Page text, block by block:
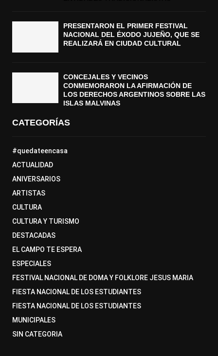
PRESENTARON EL PRIMER FESTIVAL
NACIONAL DEL ÉXODO JUJEÑO, QUE SE
REALIZARÁ EN CIUDAD CULTURAL
CONCEJALES Y VECINOS
CONMEMORARON LA AFIRMACIÓN DE
LOS DERECHOS ARGENTINOS SOBRE LAS
ISLAS MALVINAS
CATEGORÍAS
#quedateencasa
ACTUALIDAD
ANIVERSARIOS
ARTISTAS
CULTURA
CULTURA Y TURISMO
DESTACADAS
EL CAMPO TE ESPERA
ESPECIALES
FESTIVAL NACIONAL DE DOMA Y FOLKLORE JESUS MARIA
FIESTA NACIONAL DE LOS ESTUDIANTES
FIESTA NACIONAL DE LOS ESTUDIANTES
MUNICIPALES
SIN CATEGORIA